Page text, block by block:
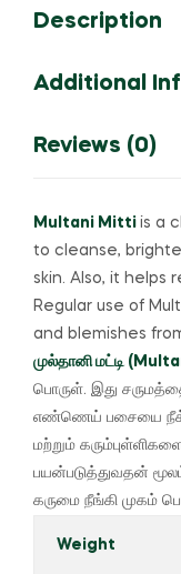
Description
Additional
Reviews (0)
Multani Mitti is a
to cleanse,
skin. Also, it helps
Regular use of
and blemishes
முல்தானி மட்டி
பொருள். இது
எண்ணெய் பசையை
மற்றும்
பயன்படுத்துவதன்
கருமை நீங்கி முகம்
Weight